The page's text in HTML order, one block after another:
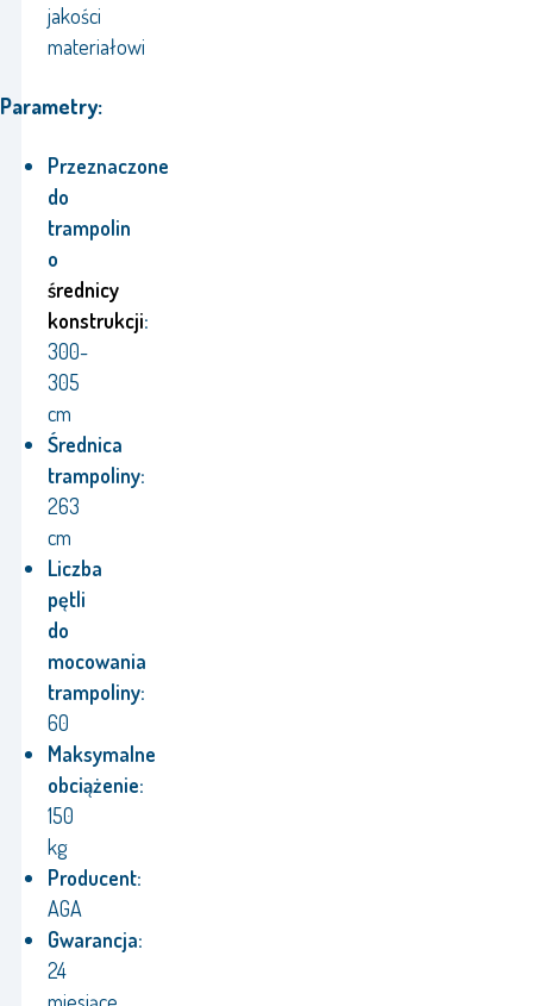
jakości
materiałowi
Parametry:
Przeznaczone
do
trampolin
o
średnicy
konstrukcji:
300-
305
cm
Średnica
trampoliny:
263
cm
Liczba
pętli
do
mocowania
trampoliny:
60
Maksymalne
obciążenie:
150
kg
Producent:
AGA
Gwarancja:
24